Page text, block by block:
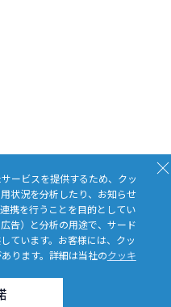
ービスを提供するため、クッ
状況を分析したり、お知らせ
携を行うことを目的としてい
告）と分析の用途で、サード
ています。お客様には、クッ
ります。詳細は当社のクッキ